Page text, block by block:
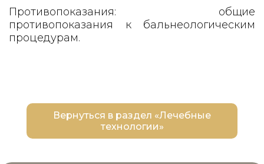
Противопоказания: общие
противопоказания к бальнеологическим
процедурам.
Вернуться в раздел «Лечебные
технологии»